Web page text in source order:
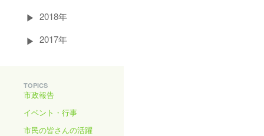
2018年
2017年
TOPICS
市政報告
イベント・行事
市民の皆さんの活躍